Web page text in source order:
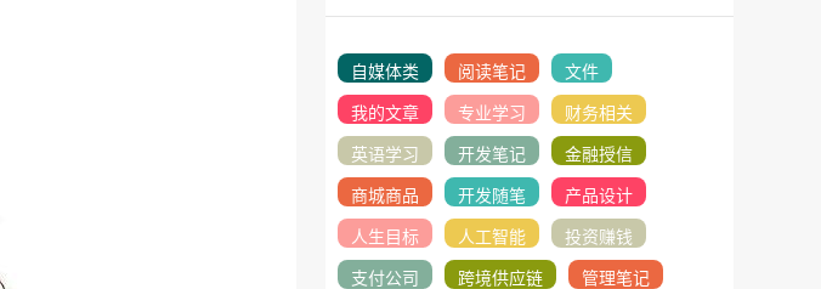
自媒体类 阅读笔记 文件
我的文章 专业学习 财务相关
英语学习 开发笔记 金融授信
商城商品 开发随笔 产品设计
人生目标 人工智能 投资赚钱
支付公司 跨境供应链 管理笔记